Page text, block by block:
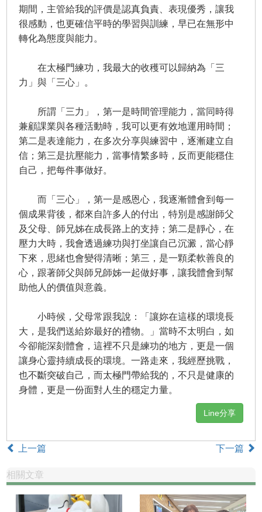
期間，主管給我的評價是認真負責、表現優秀，讓我
很感動，也更確信平時的學習與訓練，早已在無形中
轉化為態度與能力。
在太極門練功，我最大的收穫可以歸納為「三
力」與「三心」。
所謂「三力」，第一是時間管理能力，當同時得
兼顧課業與各種活動時，我可以更有效地運用時間；
第二是表達能力，在多次分享與練習中，逐漸建立自
信；第三是抗壓能力，當事情繁多時，反而更能穩住
自己，把每件事做好。
而「三心」，第一是感恩心，我逐漸體會到每一
個成果背後，都來自許多人的付出，特別是感謝師父
及父母、師兄姊在成長路上的支持；第二是靜心，在
壓力大時，我會透過練功與打坐讓自己沉澱，當心靜
下來，思緒也會變得清晰；第三，是一顆柔軟善良的
心，跟著師父與師兄師姊一起做好事，讓我體會到幫
助他人的價值與意義。
小時候，父母常跟我說：「讓妳在這樣的環境長
大，是我們送給妳最好的禮物。」當時不太明白，如
今卻能深刻體會，這裡不只是練功的地方，更是一個
讓身心靈持續成長的環境。一路走來，我經歷挑戰，
也不斷突破自己，而太極門帶給我的，不只是健康的
身體，更是一份面對人生的穩定力量。
Line分享
上一篇 下一篇
相關文章